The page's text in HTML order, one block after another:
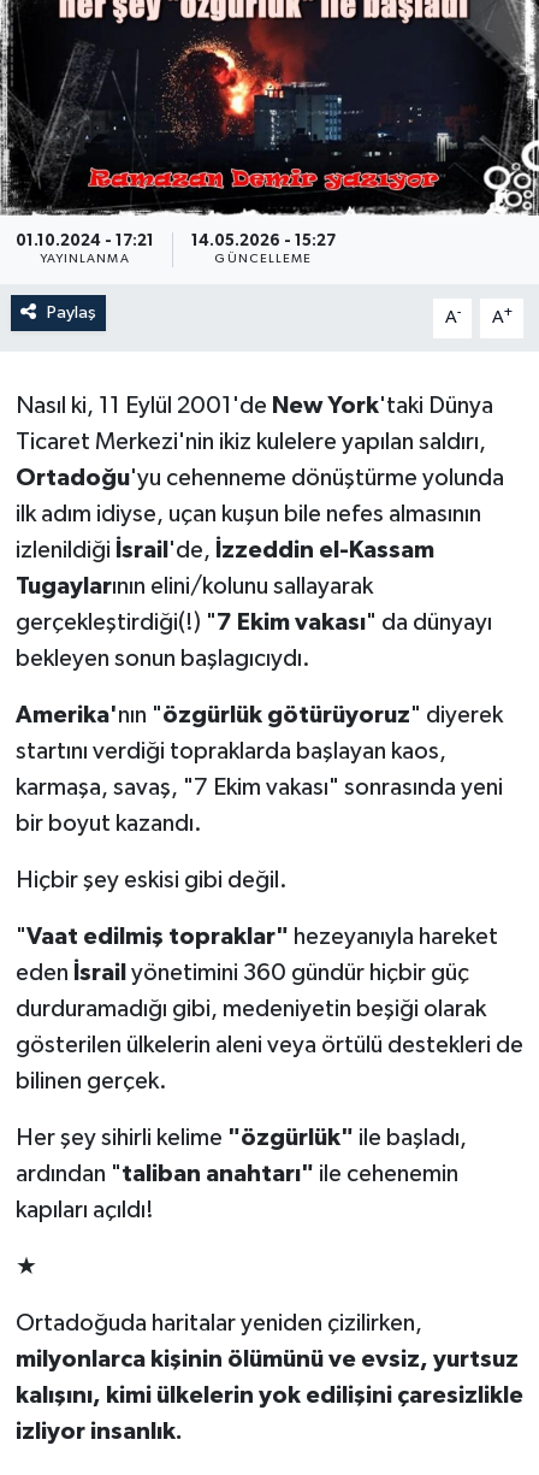
01.10.2024 - 17:21
YAYINLANMA
14.05.2026 - 15:27
GÜNCELLEME
Paylaş A- A+
Nasıl ki, 11 Eylül 2001'de New York'taki Dünya
Ticaret Merkezi'nin ikiz kulelere yapılan saldırı,
Ortadoğu'yu cehenneme dönüştürme yolunda
ilk adım idiyse, uçan kuşun bile nefes almasının
izlenildiği İsrail 'de, İzzeddin el-Kassam
Tugaylarının elini/kolunu sallayarak
gerçekleştirdiği(!) "7 Ekim vakası" da dünyayı
bekleyen sonun başlagıcıydı.
Amerika'nın "özgürlük götürüyoruz" diyerek
startını verdiği topraklarda başlayan kaos,
karmaşa, savaş, "7 Ekim vakası" sonrasında yeni
bir boyut kazandı.
Hiçbir şey eskisi gibi değil.
"Vaat edilmiş topraklar" hezeyanıyla hareket
eden İsrail yönetimini 360 gündür hiçbir güç
durduramadığı gibi, medeniyetin beşiği olarak
gösterilen ülkelerin aleni veya örtülü destekleri de
bilinen gerçek.
Her şey sihirli kelime "özgürlük" ile başladı,
ardından "taliban anahtarı" ile cehenemin
kapıları açıldı!
★
Ortadoğuda haritalar yeniden çizilirken,
milyonlarca kişinin ölümünü ve evsiz, yurtsuz
kalışını, kimi ülkelerin yok edilişini çaresizlikle
izliyor insanlık.